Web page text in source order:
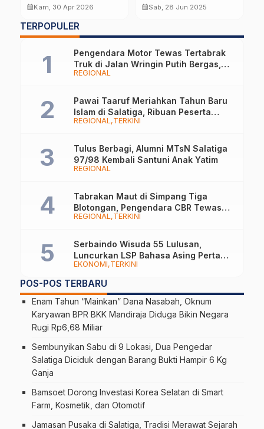
Ombo: Tradisi Guyub
Mblotongan, Sidorejo,
Salatiga
calendar_monthMing, 24 Agu 2025
Apresiasi Jambore
calendar_monthSab, 12 Jul 2025
TERPOPULER
REGIONAL
Pengendara Motor Tewas Tertabrak
Truk di Jalan Wringin Putih Bergas,
Begini Kronologinya
REGIONAL TERKINI
Pawai Taaruf Meriahkan Tahun Baru
Islam di Salatiga, Ribuan Peserta
Tampilkan Nuansa Religi dan Budaya
REGIONAL
Tulus Berbagi, Alumni MTsN Salatiga
97/98 Kembali Santuni Anak Yatim
REGIONAL TERKINI
Tabrakan Maut di Simpang Tiga
Blotongan, Pengendara CBR Tewas
Usai Dilarikan ke RS
EKONOMI TERKINI
Serbaindo Wisuda 55 Lulusan,
Luncurkan LSP Bahasa Asing Pertama
di Indonesia
POS-POS TERBARU
Enam Tahun “Mainkan” Dana Nasabah, Oknum
Karyawan BPR BKK Mandiraja Diduga Bikin Negara
Rugi Rp6,68 Miliar
Sembunyikan Sabu di 9 Lokasi, Dua Pengedar
Salatiga Diciduk dengan Barang Bukti Hampir 6 Kg
Ganja
Bamsoet Dorong Investasi Korea Selatan di Smart
Farm, Kosmetik, dan Otomotif
Jamasan Pusaka di Salatiga, Tradisi Merawat Sejarah